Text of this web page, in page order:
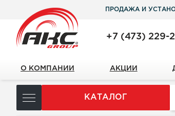
ПРОДАЖА И
+7 (473) 229-
О КОМПАНИИ АКЦИИ
КАТАЛОГ